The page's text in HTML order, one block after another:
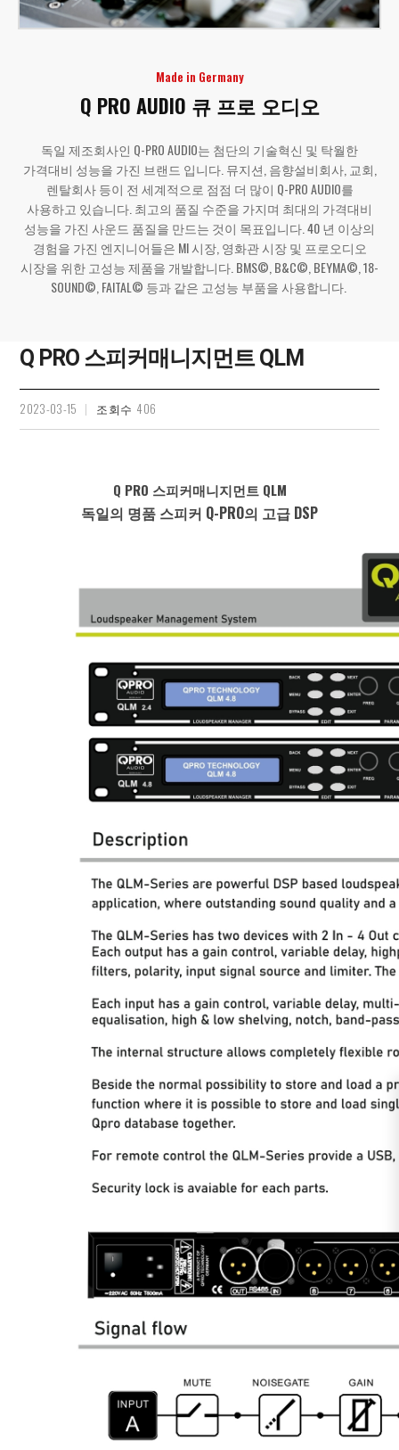
Made in Germany
‌Q PRO AUDIO ‌ 큐 프로 오디오
독일 제조회사인 Q-PRO AUDIO는 첨단의 기술혁신 및 탁월한
가격대비 성능을 가진 브랜드 입니다. 뮤지션, 음향설비회사, 교회,
렌탈회사 등이 전 세계적으로 점점 더 많이 ‌Q-PRO AUDIO를
사용하고 있습니다. 최고의 품질 수준을 가지며 최대의 가격대비
성능을 가진 사운드 품질을 만드는 것이 목표입니다. 40 년 이상의
경험을 가진 엔지니어들은 MI 시장, 영화관 시장 및 프로오디오
시장을 위한 고성능 제품을 개발합니다. BMS©, B&C©, BEYMA©, 18-
SOUND©, FAITAL© 등과 같은 고성능 부품을 사용합니다. ‌
Q PRO 스피커매니지먼트 QLM
2023-03-15 조회수 406
Q PRO 스피커매니지먼트 QLM
독일의 명품 스피커 Q-PRO의 고급 DSP